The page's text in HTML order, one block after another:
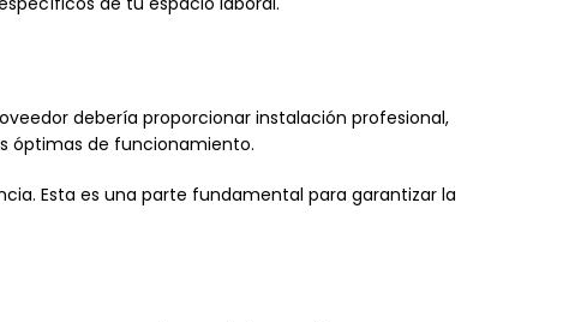
debería proporcionar instalación profesional,
óptimas de funcionamiento.
Esta es una parte fundamental para garantizar la